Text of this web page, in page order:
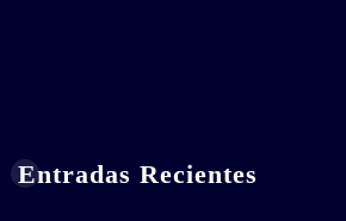
Entradas Recientes